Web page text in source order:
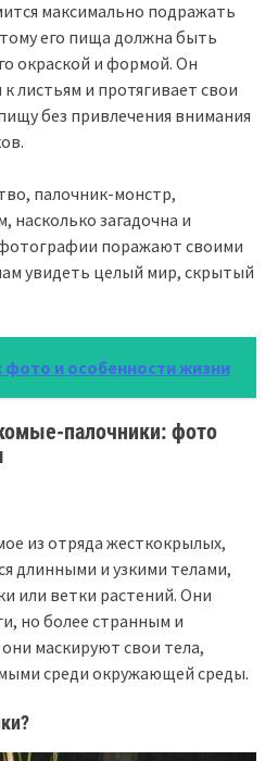
максимально подражать
его пища должна быть
окраской и формой. Он
листьям и протягивает свои
без привлечения внимания
палочник-монстр,
насколько загадочна и
поражают своими
увидеть целый мир, скрытый
фото и особенности жизни
палочники: фото
из отряда жесткокрылых,
длинными и узкими телами,
или ветки растений. Они
но более странным и
маскируют свои тела,
среди окружающей среды.